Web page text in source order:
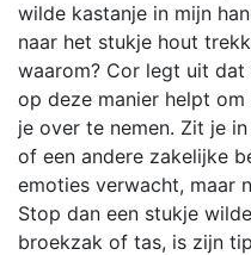
wilde kastanje in mijn
naar het stukje hout
waarom? Cor legt uit
op deze manier helpt
je over te nemen. Zit je
of een andere zakelijke
emoties verwacht, maar
Stop dan een stukje
broekzak of tas, is zijn